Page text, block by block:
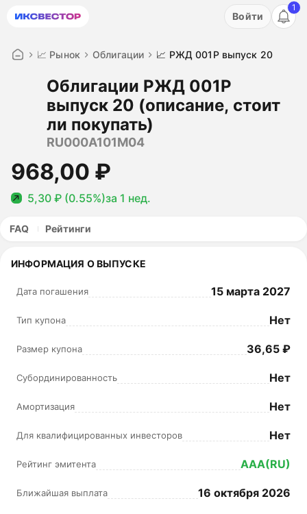
Акция: бесплатный пробный период на 3 дня!
Войти
1
📈 Рынок Облигации 📈 РЖД 001Р выпуск 20
Облигации РЖД 001Р
выпуск 20 (описание, стоит
ли покупать)
RU000A101M04
968,00 ₽
5,30 ₽ (0.55%)за 1 нед.
FAQ Рейтинги
ИНФОРМАЦИЯ О ВЫПУСКЕ
Дата погашения 15 марта 2027
Тип купона Нет
Размер купона 36,65 ₽
Субординированность Нет
Амортизация Нет
Для квалифицированных инвесторов Нет
Рейтинг эмитента AAA(RU)
Ближайшая выплата 16 октября 2026